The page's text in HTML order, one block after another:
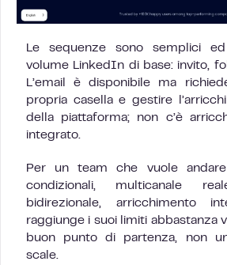
Le sequenze sono semplici
volume LinkedIn di base: invito,
L’email è disponibile ma
propria casella e gestire
della piattaforma; non c’è
integrato.
Per un team che vuole
condizionali, multicanale
bidirezionale, arricchimento
raggiunge i suoi limiti abbastanza
buon punto di partenza, non
scale.